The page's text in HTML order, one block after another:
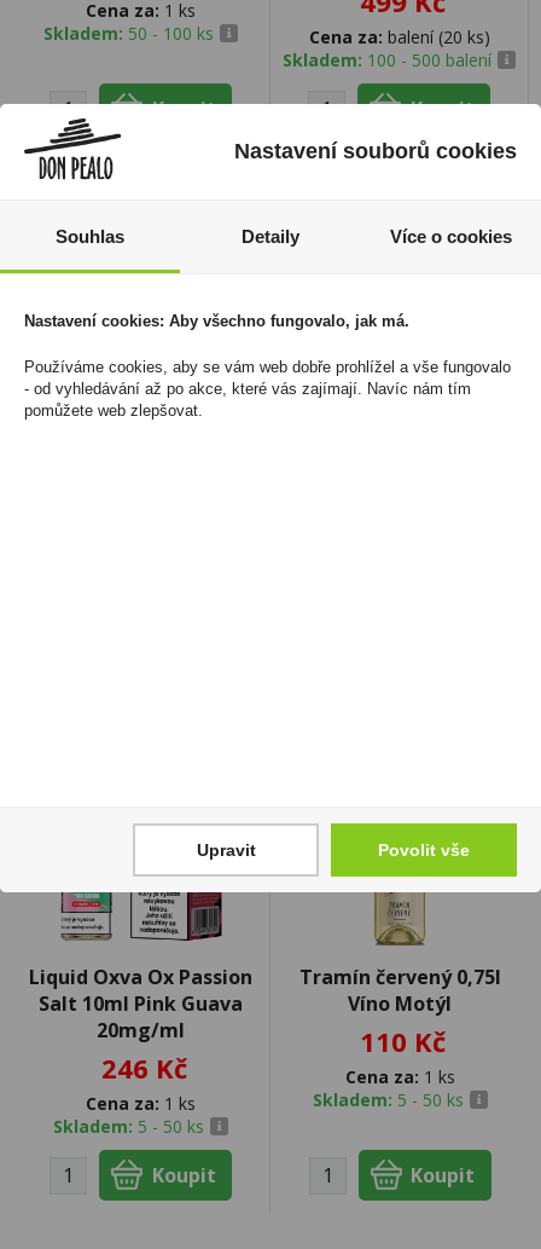
Cena za: 1 ks
Skladem: 50 - 100 ks Cena za: balení (20 ks)
Skladem: 100 - 500 balení
Liquid Oxva Ox Passion
Salt 10ml Pink Guava
20mg/ml
246 Kč
Cena za: 1 ks
Skladem: 5 - 50 ks
Tramín červený 0,75l
Víno Motýl
110 Kč
Cena za: 1 ks
Skladem: 5 - 50 ks
Nastavení souborů cookies
Souhlas Detaily Více o cookies
Nastavení cookies: Aby všechno fungovalo, jak má.
Používáme cookies, aby se vám web dobře prohlížel a vše fungovalo
- od vyhledávání až po akce, které vás zajímají. Navíc nám tím
pomůžete web zlepšovat.
Upravit Povolit vše